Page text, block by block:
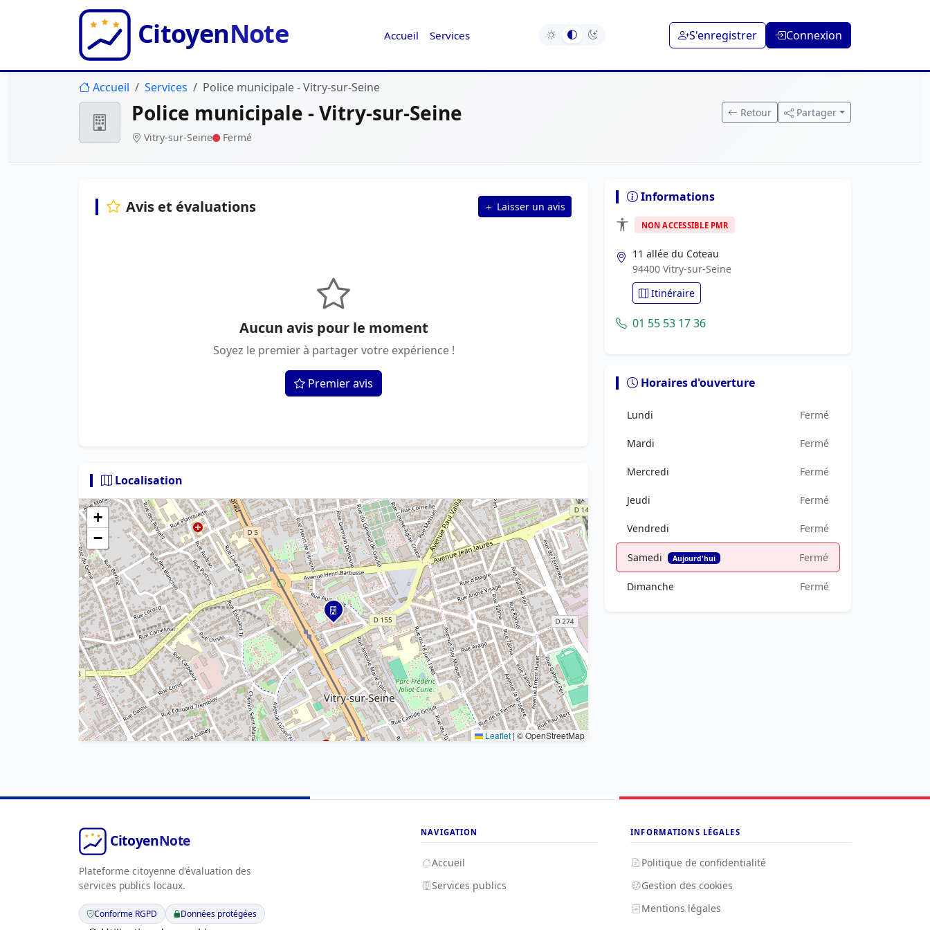
Accueil Services S'enregistrer Connexion
Accueil Services Police municipale - Vitry-sur-Seine
Police municipale - Vitry-sur-Seine
Vitry-sur-Seine Fermé
Retour Partager
Avis et évaluations Laisser un avis
Aucun avis pour le moment
Soyez le premier à partager votre expérience !
Premier avis
Localisation
+
−
Leaflet | © OpenStreetMap
Informations
NON ACCESSIBLE PMR
11 allée du Coteau
94400 Vitry-sur-Seine
Itinéraire
01 55 53 17 36
Horaires d'ouverture
Lundi Fermé
Mardi Fermé
Mercredi Fermé
Jeudi Fermé
Vendredi Fermé
Samedi Aujourd'hui Fermé
Dimanche Fermé
Plateforme citoyenne d'évaluation des
services publics locaux.
Conforme RGPD Données protégées
NAVIGATION
Accueil
Services publics
INFORMATIONS LÉGALES
Politique de confidentialité
Gestion des cookies
Mentions légales